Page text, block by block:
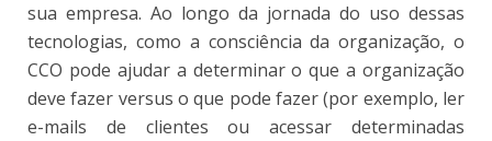
sua empresa. Ao longo da jornada do uso dessas
tecnologias, como a consciência da organização, o
CCO pode ajudar a determinar o que a organização
deve fazer versus o que pode fazer (por exemplo, ler
e-mails de clientes ou acessar determinadas